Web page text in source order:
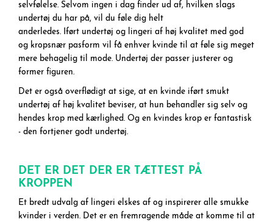
selvfølelse. Selvom ingen i dag finder ud af, hvilken slags
undertøj du har på, vil du føle dig helt
anderledes. Iført undertøj og lingeri af høj kvalitet med god
og kropsnær pasform vil få enhver kvinde til at føle sig meget
mere behagelig til mode. Undertøj der passer justerer og
former figuren.
Det er også overflødigt at sige, at en kvinde iført smukt
undertøj af høj kvalitet beviser, at hun behandler sig selv og
hendes krop med kærlighed. Og en kvindes krop er fantastisk
- den fortjener godt undertøj.
DET ER DET DER ER TÆTTEST PÅ
KROPPEN
Et bredt udvalg af lingeri elskes af og inspirerer alle smukke
kvinder i verden. Det er en fremragende måde at komme til at